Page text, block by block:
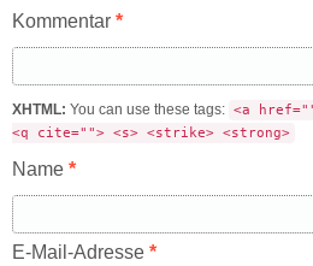
Kommentar *
XHTML: You can use these tags: <a
<q cite=""> <s> <strike> <strong>
Name *
E-Mail-Adresse *